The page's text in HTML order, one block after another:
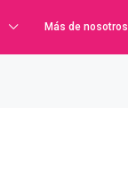
Más de nosotros